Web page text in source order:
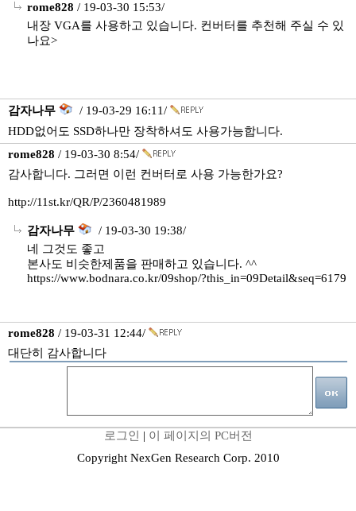
rome828 / 19-03-30 15:53/
내장 VGA를 사용하고 있습니다. 컨버터를 추천해 주실 수 있
나요>
감자나무
/ 19-03-29 16:11/
HDD없어도 SSD하나만 장착하셔도 사용가능합니다.
rome828 / 19-03-30 8:54/
감사합니다. 그러면 이런 컨버터로 사용 가능한가요?
http://11st.kr/QR/P/2360481989
감자나무
/ 19-03-30 19:38/
네 그것도 좋고
본사도 비슷한제품을 판매하고 있습니다. ^^
https://www.bodnara.co.kr/09shop/?this_in=09Detail&seq=6179
rome828 / 19-03-31 12:44/
대단히 감사합니다
로그인 | 이 페이지의 PC버전
Copyright NexGen Research Corp. 2010